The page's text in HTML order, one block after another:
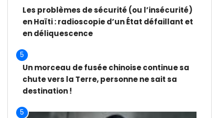
Les problèmes de sécurité (ou l’insécurité)
en Haïti : radioscopie d’un État défaillant et
en déliquescence
5
Un morceau de fusée chinoise continue sa
chute vers la Terre, personne ne sait sa
destination !
5